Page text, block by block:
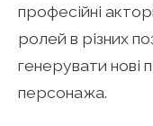
професійні
ролей в різних
генерувати нові
персонажа.